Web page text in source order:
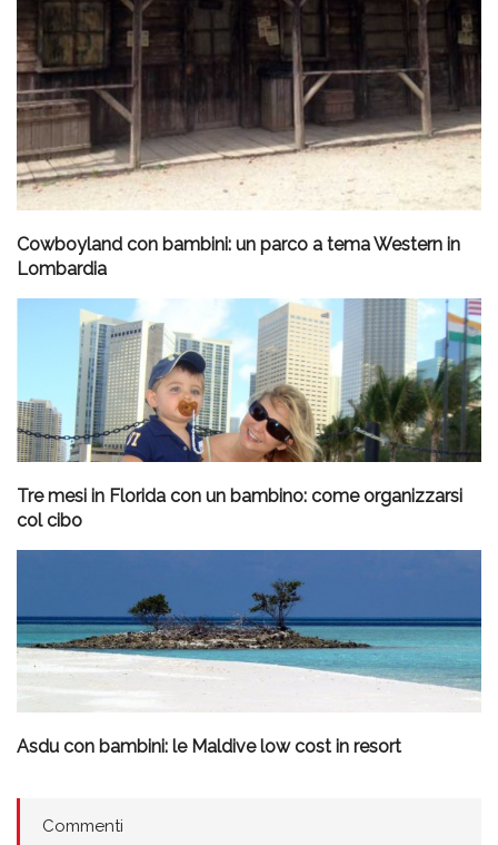
Cowboyland con bambini: un parco a tema Western in
Lombardia
Tre mesi in Florida con un bambino: come organizzarsi
col cibo
Asdu con bambini: le Maldive low cost in resort
Commenti